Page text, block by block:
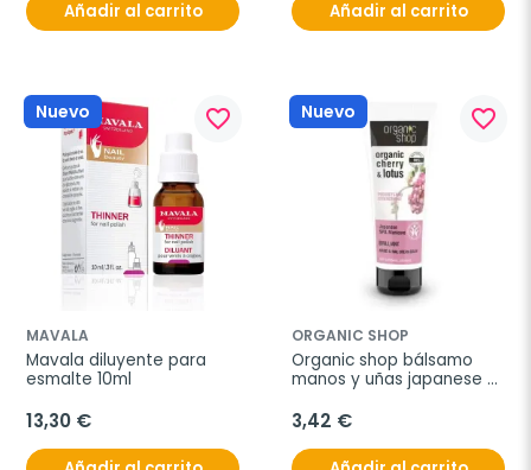
Añadir al carrito Añadir al carrito
Nuevo favorite_border
MAVALA
Mavala diluyente para
esmalte 10ml
13,30 €
Nuevo favorite_border
ORGANIC SHOP
Organic shop bálsamo
manos y uñas japanese
3,42 €